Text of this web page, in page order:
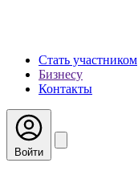
Стать участником
Бизнесу
Контакты
Войти